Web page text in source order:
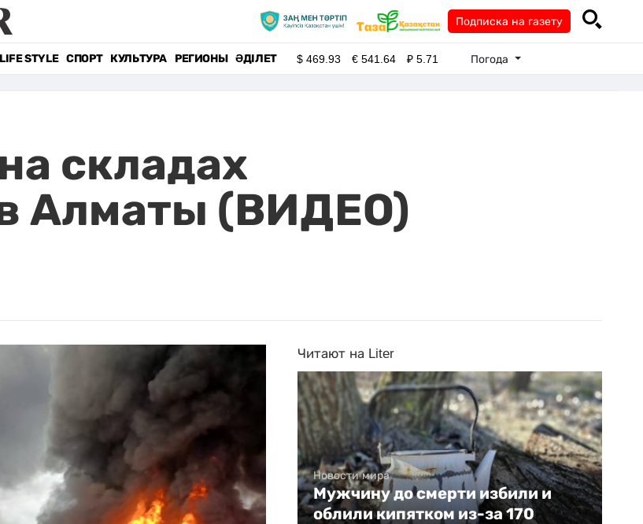
Подписка на газету
LIFE STYLE СПОРТ КУЛЬТУРА РЕГИОНЫ ӘДІЛЕТ $469.93 €541.64 ₽5.71 Погода
складах
Алматы (ВИДЕО)
Читают на Liter
Новости мира
Мужчину до смерти избили и
облили кипятком из-за 170